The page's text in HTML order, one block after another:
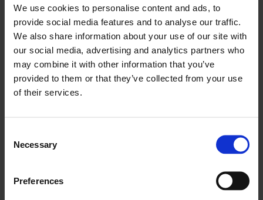
We use cookies to personalise content and ads, to
provide social media features and to analyse our traffic.
We also share information about your use of our site with
our social media, advertising and analytics partners who
may combine it with other information that you’ve
provided to them or that they’ve collected from your use
of their services.
Selection
Necessary
Preferences
Müştərilərinizi cəlb edin və
cəlb edin